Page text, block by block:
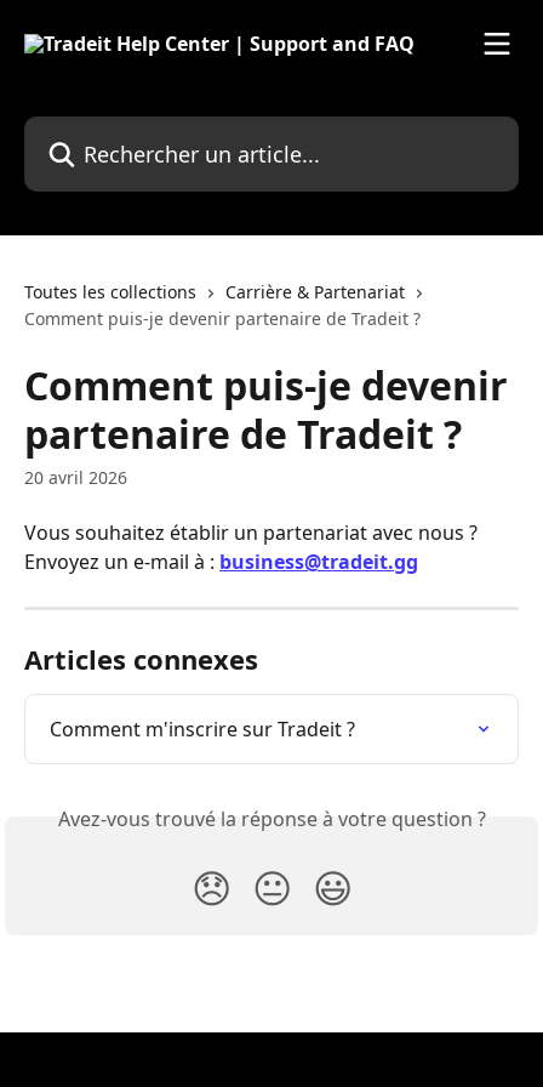
Rechercher un article...
Toutes les collections
Carrière & Partenariat
Comment puis-je devenir partenaire de Tradeit ?
Comment puis-je devenir
partenaire de Tradeit ?
20 avril 2026
Vous souhaitez établir un partenariat avec nous ?
Envoyez un e-mail à : business@tradeit.gg
Articles connexes
Comment m'inscrire sur Tradeit ?
Avez-vous trouvé la réponse à votre question ?
😞 😐 😃